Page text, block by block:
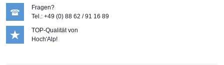
Fragen?
Tel.: +49 (0) 88 62 / 91 16 89
TOP-Qualität von
Hoch'Alp!